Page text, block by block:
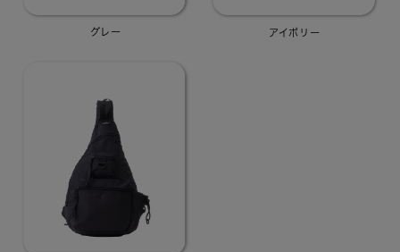
グレー アイボリー